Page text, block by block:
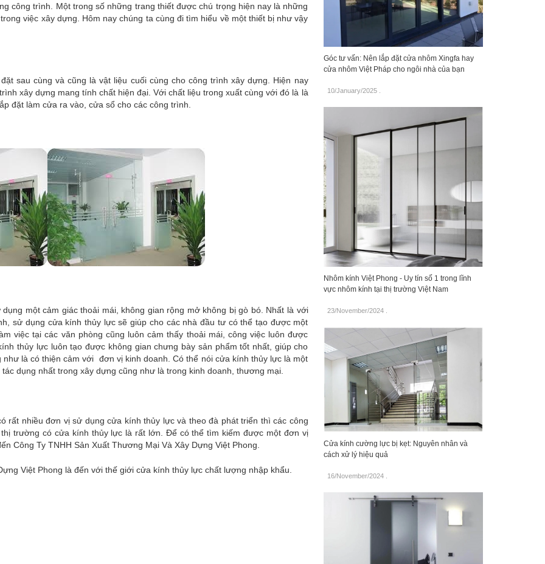
công trình. Một trong số những trang thiết được chú trọng hiện nay là những
việc xây dựng. Hôm nay chúng ta cùng đi tìm hiểu về một thiết bị như vậy
sau cùng và cũng là vật liệu cuối cùng cho công trình xây dựng. Hiện nay
xây dựng mang tính chất hiện đại. Với chất liệu trong xuất cùng với đó là là
đặt làm cửa ra vào, cửa sổ cho các công trình.
một cảm giác thoải mái, không gian rộng mở không bị gò bó. Nhất là với
sử dụng cửa kính thủy lực sẽ giúp cho các nhà đầu tư có thể tạo được một
việc tại các văn phòng cũng luôn cảm thấy thoải mái, công việc luôn được
thủy lực luôn tạo được không gian chưng bày sản phẩm tốt nhất, giúp cho
là có thiện cảm với đơn vị kinh doanh. Có thể nói cửa kính thủy lực là một
dụng nhất trong xây dựng cũng như là trong kinh doanh, thương mại.
rất nhiều đơn vị sử dụng cửa kính thủy lực và theo đà phát triển thì các công
trường có cửa kính thủy lực là rất lớn. Để có thể tìm kiếm được một đơn vị
Công Ty TNHH Sản Xuất Thương Mại Và Xây Dựng Việt Phong.
Việt Phong là đến với thế giới cửa kính thủy lực chất lượng nhập khẩu.
Góc tư vấn: Nên lắp đặt cửa nhôm Xingfa hay
cửa nhôm Việt Pháp cho ngôi nhà của bạn
10/January/2025.
Nhôm kính Việt Phong - Uy tín số 1 trong lĩnh
vực nhôm kính tại thị trường Việt Nam
23/November/2024.
Cửa kính cường lực bị kẹt: Nguyên nhân và
cách xử lý hiệu quả
16/November/2024.